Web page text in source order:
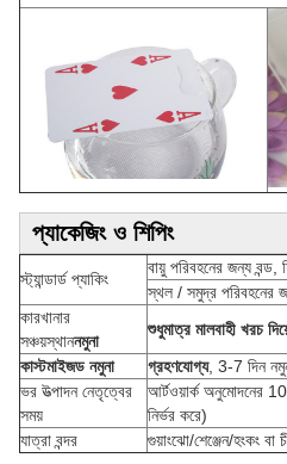
প্যাকেজিং ও শিপিং
স্ট্যান্ডার্ড প্যাকিং
বায়ু পরিবহনের জন্য বন্ড,
স্থল / সমুদ্র পরিবহনের
কারখানার
সঞ্চয়স্থাননমুনা
শুধুমাত্র মালবাহী খরচ
কাস্টমাইজড নমুনা
গ্রহণযোগ্য, 3-7 দিন
ভর উত্পাদন নেতৃত্বের
সময়
আর্টওয়ার্ক অনুমোদনের
নির্ভর করে)
যাত্রা বন্দর
গুয়াংঝো/শেঞ্জেন/হংকং বা